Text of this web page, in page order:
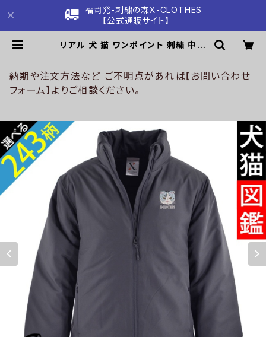
福岡発-刺繍の森X-CLOTHES
【公式通販サイト】
リアル 犬 猫 ワンポイント 刺繍 中綿
自社ブランド 柄 柴犬 チワワ シーズ
ー シュナウザー パグ コーイケルホン
ディエ ビションフリーゼ クリスマス o
納期や注文方法など ご不明点があれば【お問い合わせ
フォーム】よりご相談ください。